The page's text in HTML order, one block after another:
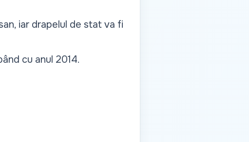
iar drapelul de stat va fi
cu anul 2014.